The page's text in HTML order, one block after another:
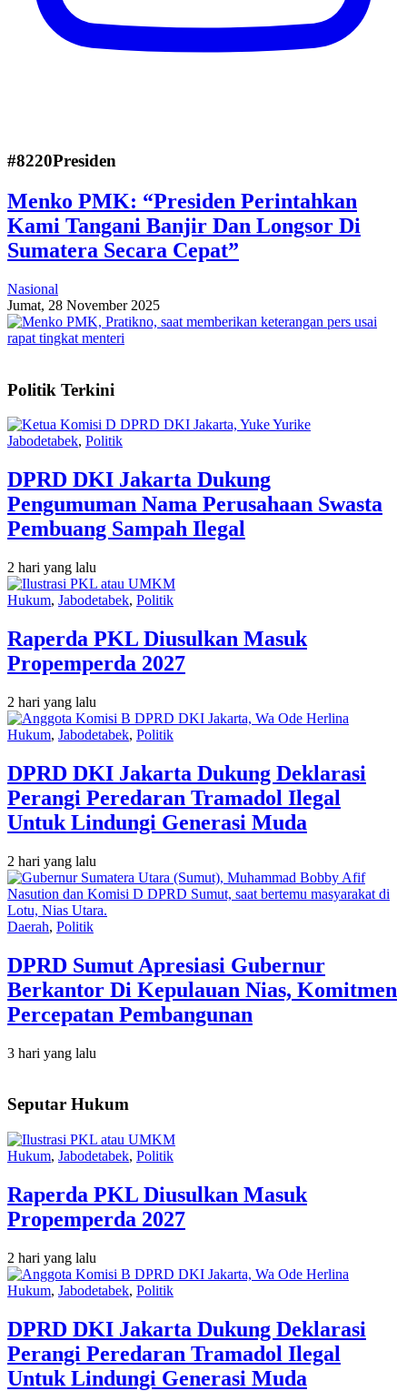
#8220Presiden
Menko PMK: “Presiden Perintahkan
Kami Tangani Banjir Dan Longsor Di
Sumatera Secara Cepat”
Nasional
Jumat, 28 November 2025
Politik Terkini
Jabodetabek, Politik
DPRD DKI Jakarta Dukung
Pengumuman Nama Perusahaan Swasta
Pembuang Sampah Ilegal
2 hari yang lalu
Hukum, Jabodetabek, Politik
Raperda PKL Diusulkan Masuk
Propemperda 2027
2 hari yang lalu
Hukum, Jabodetabek, Politik
DPRD DKI Jakarta Dukung Deklarasi
Perangi Peredaran Tramadol Ilegal
Untuk Lindungi Generasi Muda
2 hari yang lalu
Daerah, Politik
DPRD Sumut Apresiasi Gubernur
Berkantor Di Kepulauan Nias, Komitmen
Percepatan Pembangunan
3 hari yang lalu
Seputar Hukum
Hukum, Jabodetabek, Politik
Raperda PKL Diusulkan Masuk
Propemperda 2027
2 hari yang lalu
Hukum, Jabodetabek, Politik
DPRD DKI Jakarta Dukung Deklarasi
Perangi Peredaran Tramadol Ilegal
Untuk Lindungi Generasi Muda